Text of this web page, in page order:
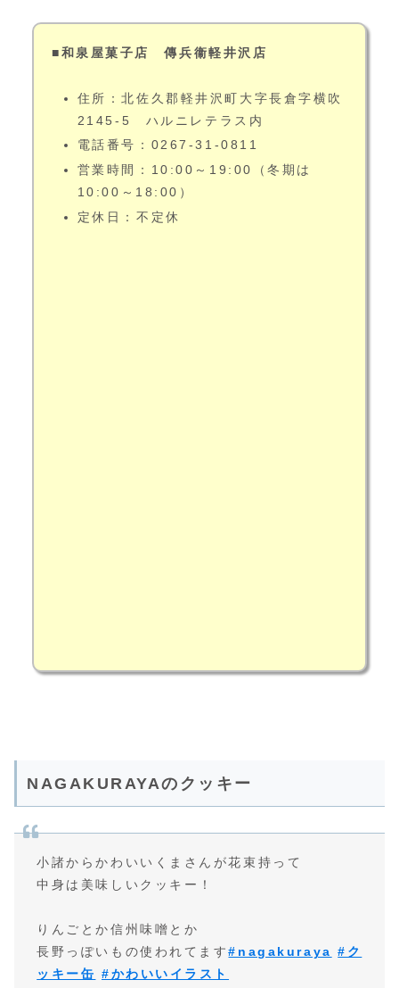
■和泉屋菓子店 傳兵衞軽井沢店
住所：北佐久郡軽井沢町大字長倉字横吹
2145-5 ハルニレテラス内
電話番号：0267-31-0811
営業時間：10:00～19:00（冬期は
10:00～18:00）
定休日：不定休
NAGAKURAYAのクッキー
小諸からかわいいくまさんが花束持って
中身は美味しいクッキー！
りんごとか信州味噌とか
長野っぽいもの使われてます#nagakuraya #ク
ッキー缶 #かわいいイラスト